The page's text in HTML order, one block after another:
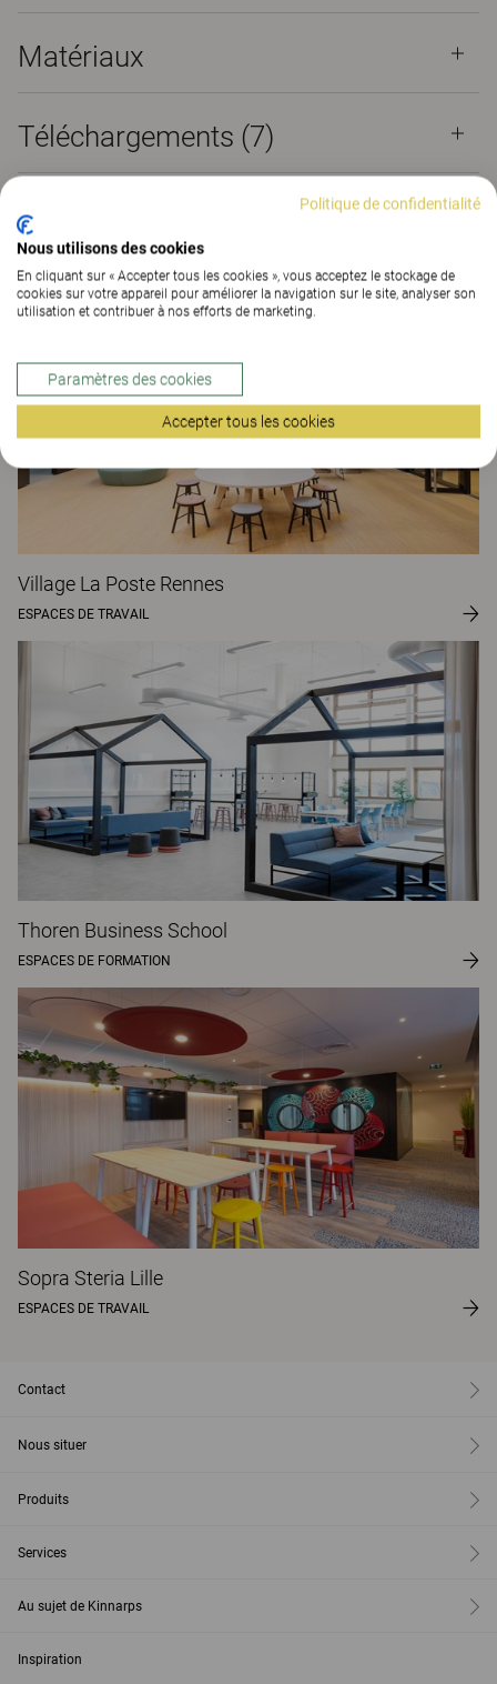
Matériaux
Téléchargements (7)
The Better Effect Index (2,12)
Village La Poste Rennes
ESPACES DE TRAVAIL
Thoren Business School
ESPACES DE FORMATION
Sopra Steria Lille
ESPACES DE TRAVAIL
Contact
Nous situer
Produits
Services
Au sujet de Kinnarps
Inspiration
Politique de confidentialité
Nous utilisons des cookies
En cliquant sur « Accepter tous les cookies », vous acceptez le stockage de
cookies sur votre appareil pour améliorer la navigation sur le site, analyser son
utilisation et contribuer à nos efforts de marketing.
Paramètres des cookies
Accepter tous les cookies